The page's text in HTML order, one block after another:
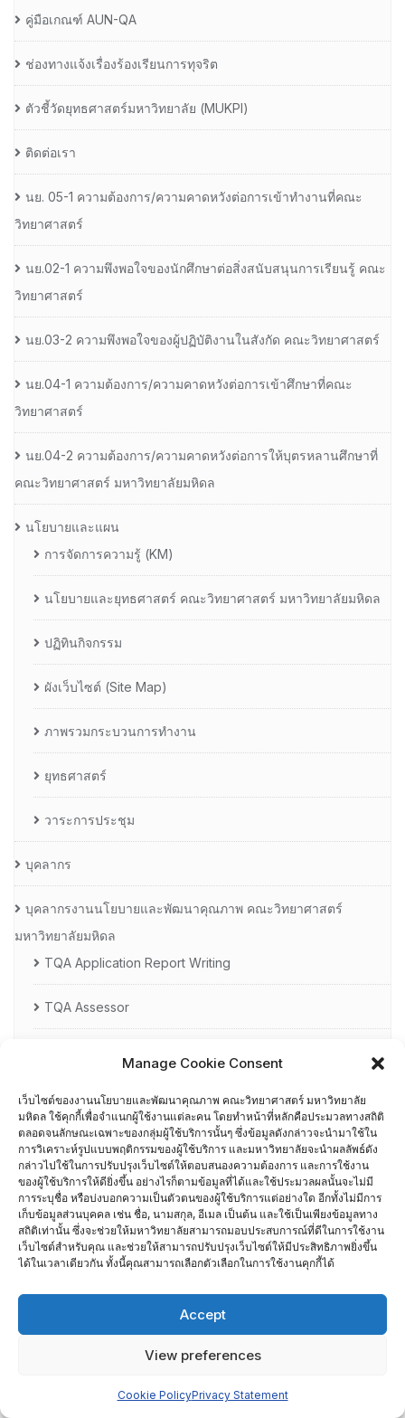
Manage Cookie Consent
เว็บไซต์ของงานนโยบายและพัฒนาคุณภาพ คณะวิทยาศาสตร์ มหาวิทยาลัย
มหิดล ใช้คุกกี้เพื่อจำแนกผู้ใช้งานแต่ละคน โดยทำหน้าที่หลักคือประมวลทางสถิติ
ตลอดจนลักษณะเฉพาะของกลุ่มผู้ใช้บริการนั้นๆ ซึ่งข้อมูลดังกล่าวจะนำมาใช้ใน
การวิเคราะห์รูปแบบพฤติกรรมของผู้ใช้บริการ และมหาวิทยาลัยจะนำผลลัพธ์ดัง
กล่าวไปใช้ในการปรับปรุงเว็บไซต์ให้ตอบสนองความต้องการ และการใช้งาน
ของผู้ใช้บริการให้ดียิ่งขึ้น อย่างไรก็ตามข้อมูลที่ได้และใช้ประมวลผลนั้นจะไม่มี
การระบุชื่อ หรือบ่งบอกความเป็นตัวตนของผู้ใช้บริการแต่อย่างใด อีกทั้งไม่มีการ
เก็บข้อมูลส่วนบุคคล เช่น ชื่อ, นามสกุล, อีเมล เป็นต้น และใช้เป็นเพียงข้อมูลทาง
สถิติเท่านั้น ซึ่งจะช่วยให้มหาวิทยาลัยสามารถมอบประสบการณ์ที่ดีในการใช้งาน
เว็บไซต์สำหรับคุณ และช่วยให้สามารถปรับปรุงเว็บไซต์ให้มีประสิทธิภาพยิ่งขึ้น
ได้ในเวลาเดียวกัน ทั้งนี้คุณสามารถเลือกตัวเลือกในการใช้งานคุกกี้ได้
Accept
View preferences
Cookie PolicyPrivacy Statement
คู่มือเกณฑ์ AUN-QA
ช่องทางแจ้งเรื่องร้องเรียนการทุจริต
ตัวชี้วัดยุทธศาสตร์มหาวิทยาลัย (MUKPI)
ติดต่อเรา
นย. 05-1 ความต้องการ/ความคาดหวังต่อการเข้าทำงานที่คณะ
วิทยาศาสตร์
นย.02-1 ความพึงพอใจของนักศึกษาต่อสิ่งสนับสนุนการเรียนรู้ คณะ
วิทยาศาสตร์
นย.03-2 ความพึงพอใจของผู้ปฏิบัติงานในสังกัด คณะวิทยาศาสตร์
นย.04-1 ความต้องการ/ความคาดหวังต่อการเข้าศึกษาที่คณะ
วิทยาศาสตร์
นย.04-2 ความต้องการ/ความคาดหวังต่อการให้บุตรหลานศึกษาที่
คณะวิทยาศาสตร์ มหาวิทยาลัยมหิดล
นโยบายและแผน
การจัดการความรู้ (KM)
นโยบายและยุทธศาสตร์ คณะวิทยาศาสตร์ มหาวิทยาลัยมหิดล
ปฏิทินกิจกรรม
ผังเว็บไซต์ (Site Map)
ภาพรวมกระบวนการทำงาน
ยุทธศาสตร์
วาระการประชุม
บุคลากร
บุคลากรงานนโยบายและพัฒนาคุณภาพ คณะวิทยาศาสตร์
มหาวิทยาลัยมหิดล
TQA Application Report Writing
TQA Assessor
ผู้ผ่านการอบรม AUN-QA
ผู้ผ่านการอบรม EdPEx Assessor
รายชื่อกรรมการเยี่ยมสำรวจภาควิชา
ศึกษาดูงาน
คณะกรรมการรับเรื่องร้องเรียน